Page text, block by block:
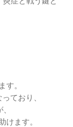
。
ており、
けます。